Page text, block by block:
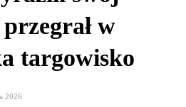
w
targowisko
2026